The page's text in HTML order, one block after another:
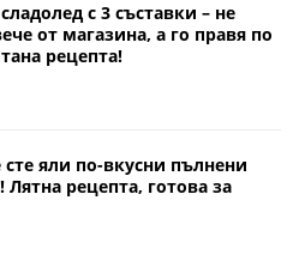
с 3 съставки – не
от магазина, а го правя по
рецепта!
сте яли по-вкусни пълнени
рецепта, готова за